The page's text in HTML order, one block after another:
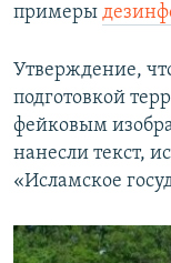
примеры
Утверждение,
подготовкой
фейковым
нанесли текст,
«Исламское